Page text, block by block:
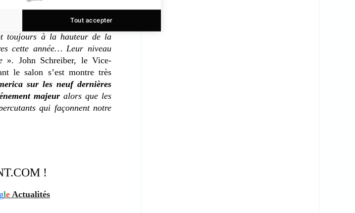
toujours à la hauteur de la
cette année… Leur niveau
». John Schreiber, le Vice-
le salon s’est montre très
sur les neuf dernières
majeuralors que les
qui façonnent notre
!
le Actualités
Tout accepter